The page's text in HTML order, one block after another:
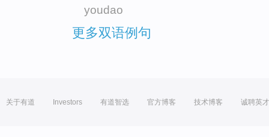
youdao
更多双语例句
关于有道 Investors 有道智选 官方博客 技术博客 诚聘英才